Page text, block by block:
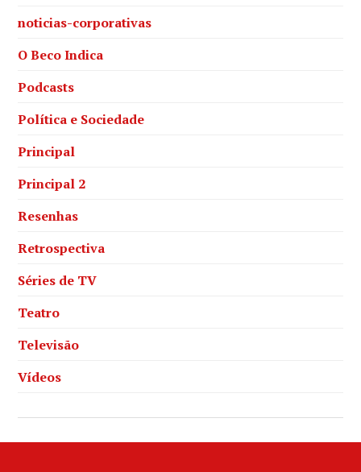
noticias-corporativas
O Beco Indica
Podcasts
Política e Sociedade
Principal
Principal 2
Resenhas
Retrospectiva
Séries de TV
Teatro
Televisão
Vídeos